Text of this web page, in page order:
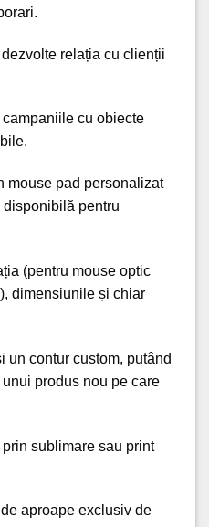
.
relația cu clienții
cu obiecte
mouse pad personalizat
disponibilă pentru
(pentru mouse optic
dimensiunile și chiar
un contur custom, putând
produs nou pe care
prin sublimare sau print
aproape exclusiv de